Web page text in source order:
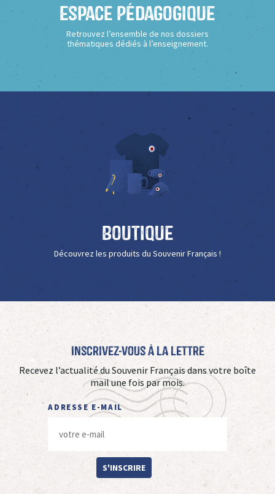
Espace Pédagogique
Retrouvez l’ensemble de nos dossiers
thématiques dédiés à l’enseignement.
Boutique
Découvrez les produits du Souvenir Français !
Inscrivez-vous à La Lettre
Recevez l’actualité du Souvenir Français dans votre boîte
mail une fois par mois.
ADRESSE E-MAIL
S'INSCRIRE